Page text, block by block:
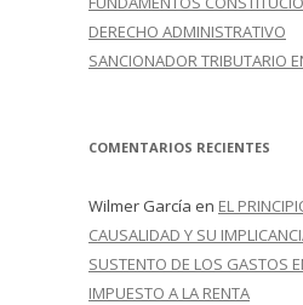
DERECHO ADMINISTRATIVO
SANCIONADOR TRIBUTARIO
COMENTARIOS RECIENTES
Wilmer García en EL
CAUSALIDAD Y SU
SUSTENTO DE LOS GASTOS
IMPUESTO A LA RENTA